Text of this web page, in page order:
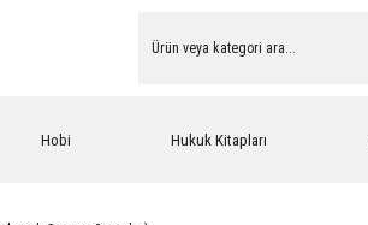
Hobi Hukuk Kitapları